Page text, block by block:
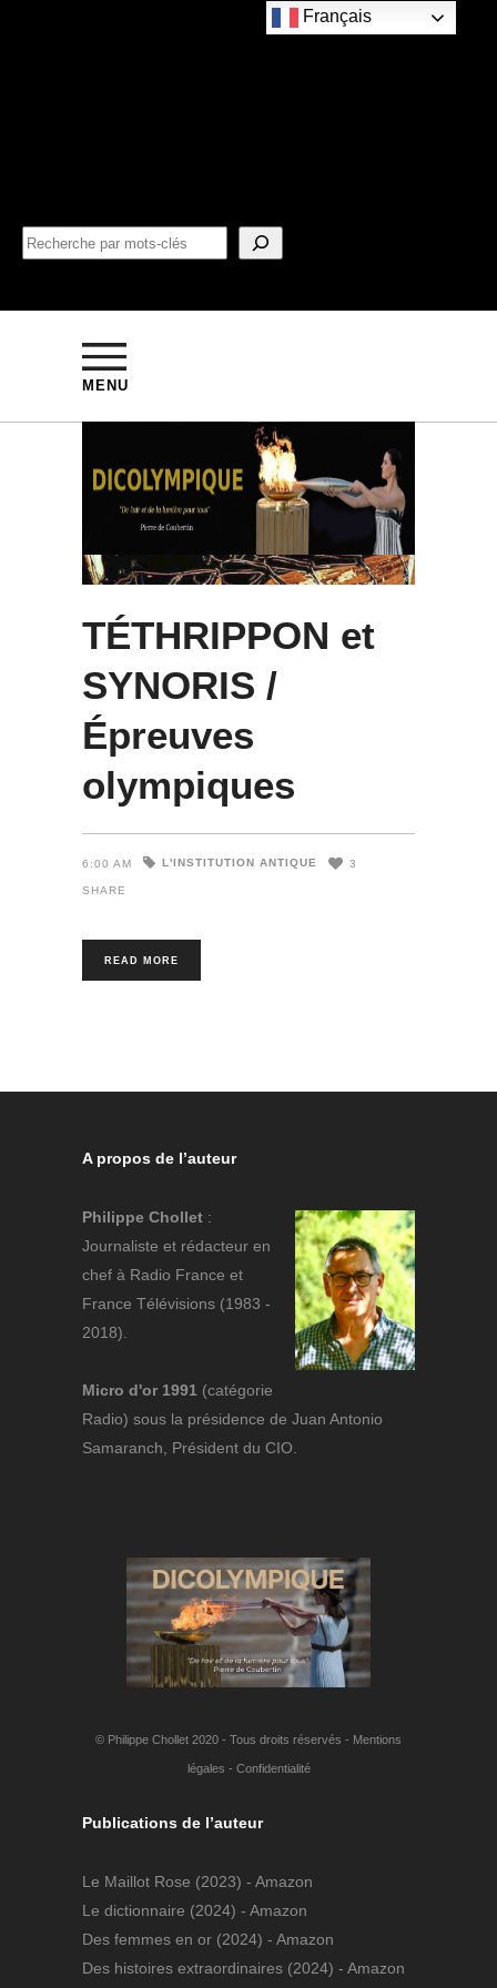
MENU
TÉTHRIPPON et
SYNORIS /
Épreuves
olympiques
6:00 AM L'INSTITUTION ANTIQUE 3
SHARE
READ MORE
A propos de l’auteur
Philippe Chollet :
Journaliste et rédacteur en
chef à Radio France et
France Télévisions (1983 -
2018).
Micro d'or 1991 (catégorie
Radio) sous la présidence de Juan Antonio
Samaranch, Président du CIO.
© Philippe Chollet 2020 - Tous droits réservés - Mentions
légales - Confidentialité
Publications de l’auteur
Le Maillot Rose (2023) - Amazon
Le dictionnaire (2024) - Amazon
Des femmes en or (2024) - Amazon
Des histoires extraordinaires (2024) - Amazon
Français